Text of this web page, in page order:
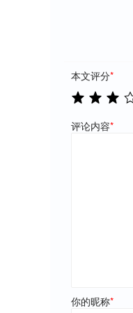
本文评分*
评论内容*
你的昵称*